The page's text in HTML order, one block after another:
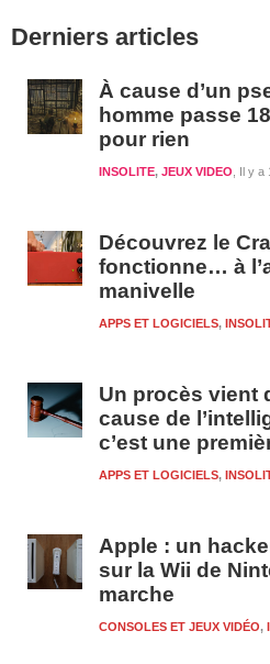
latérale
Derniers articles
À cause d’un
homme passe
pour rien
Il y a
INSOLITE, JEUX VIDEO
Découvrez le
fonctionne… à
manivelle
APPS ET LOGICIELS,
Un procès vient
cause de
c’est une
APPS ET LOGICIELS,
Apple : un
sur la Wii de
marche
CONSOLES ET JEUX VIDÉO,